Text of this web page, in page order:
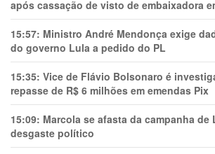
após cassação de visto de embaixadora
15:57: Ministro André Mendonça exige
do governo Lula a pedido do PL
15:35: Vice de Flávio Bolsonaro é
repasse de R$ 6 milhões em emendas Pix
15:09: Marcola se afasta da campanha de
desgaste político